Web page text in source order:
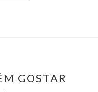
GOSTAR